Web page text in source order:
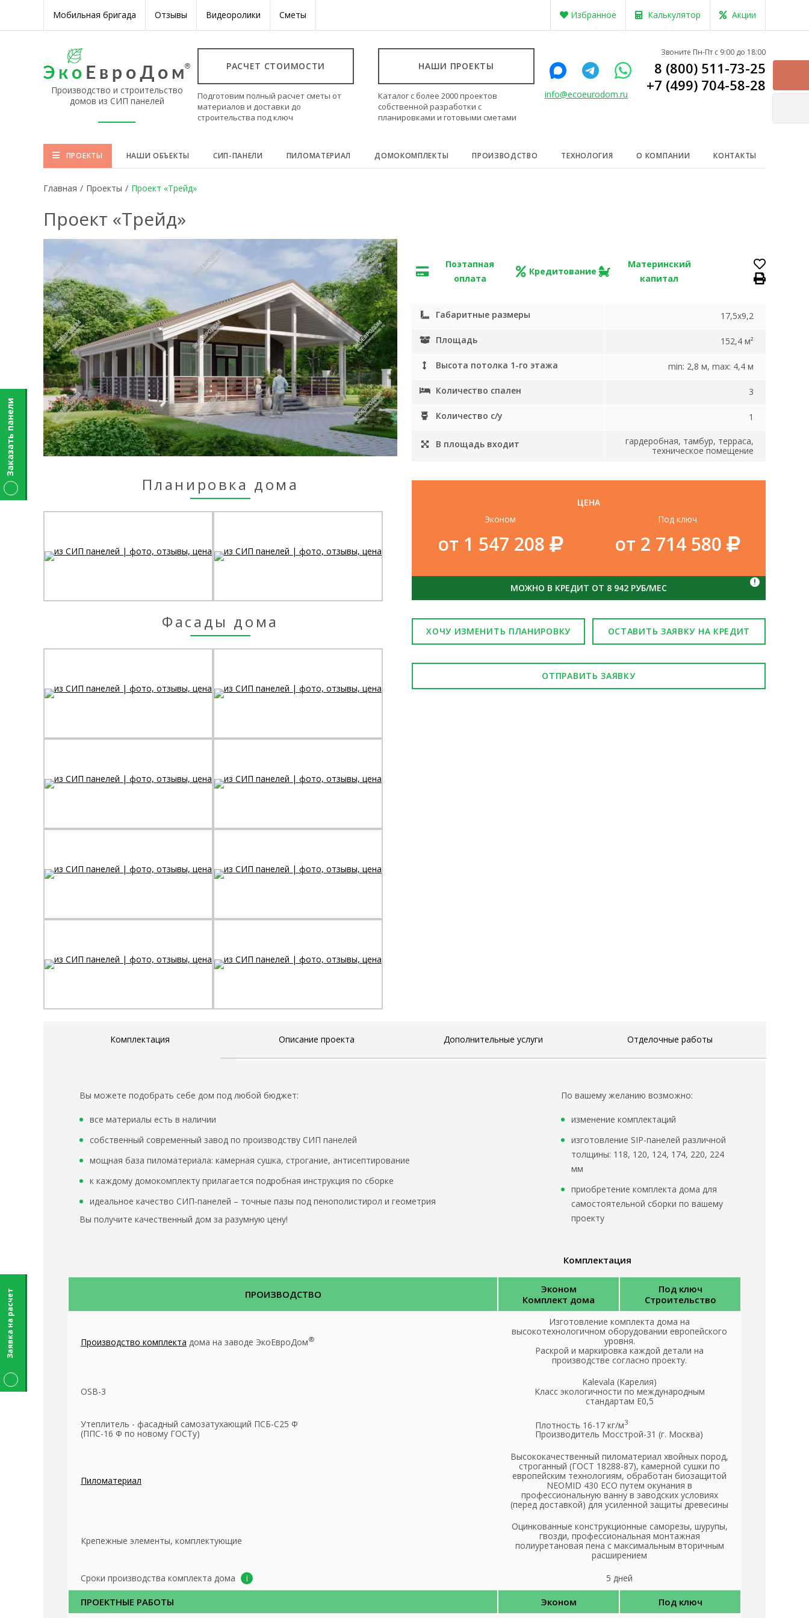
Мобильная бригада Отзывы Видеоролики Сметы Избранное Калькулятор Акции
Производство и строительство
домов из СИП панелей
РАСЧЕТ СТОИМОСТИ
Подготовим полный расчет сметы от
материалов и доставки до
строительства под ключ
НАШИ ПРОЕКТЫ
Каталог с более 2000 проектов
собственной разработки с
планировками и готовыми сметами
info@ecoeurodom.ru
Звоните Пн-Пт с 9:00 до 18:00
8 (800) 511-73-25
+7 (499) 704-58-28
ПРОЕКТЫ НАШИ ОБЪЕКТЫ СИП-ПАНЕЛИ ПИЛОМАТЕРИАЛ ДОМОКОМПЛЕКТЫ ПРОИЗВОДСТВО ТЕХНОЛОГИЯ О КОМПАНИИ КОНТАКТЫ
Главная / Проекты / Проект «Трейд»
Проект «Трейд»
Планировка дома
Фасады дома
Поэтапная
оплата
Кредитование
Материнский
капитал
Габаритные размеры 17,5x9,2
Площадь 152,4 м²
Высота потолка 1-го этажа min: 2,8 м, max: 4,4 м
Количество спален 3
Количество с/у 1
В площадь входит
гардеробная, тамбур, терраса,
техническое помещение
ЦЕНА
Эконом
от 1 547 208
Под ключ
от 2 714 580
МОЖНО В КРЕДИТ ОТ 8 942 РУБ/МЕС
!
ХОЧУ ИЗМЕНИТЬ ПЛАНИРОВКУ ОСТАВИТЬ ЗАЯВКУ НА КРЕДИТ
ОТПРАВИТЬ ЗАЯВКУ
Комплектация Описание проекта Дополнительные услуги Отделочные работы
Вы можете подобрать себе дом под любой бюджет:
все материалы есть в наличии
собственный современный завод по производству СИП панелей
мощная база пиломатериала: камерная сушка, строгание, антисептирование
к каждому домокомплекту прилагается подробная инструкция по сборке
идеальное качество СИП-панелей – точные пазы под пенополистирол и геометрия
Вы получите качественный дом за разумную цену!
По вашему желанию возможно:
изменение комплектаций
изготовление SIP-панелей различной
толщины: 118, 120, 124, 174, 220, 224
мм
приобретение комплекта дома для
самостоятельной сборки по вашему
проекту
Комплектация
ПРОИЗВОДСТВО
Эконом
Комплект дома
Под ключ
Строительство
Производство комплекта дома на заводе ЭкоЕвроДом®
Изготовление комплекта дома на
высокотехнологичном оборудовании европейского
уровня.
Раскрой и маркировка каждой детали на
производстве согласно проекту.
OSB-3
Kalevala (Карелия)
Класс экологичности по международным
стандартам Е0,5
Утеплитель - фасадный самозатухающий ПСБ-С25 Ф
(ППС-16 Ф по новому ГОСТу)
Плотность 16-17 кг/м3
Производитель Мосстрой-31 (г. Москва)
Пиломатериал
Высококачественный пиломатериал хвойных пород,
строганный (ГОСТ 18288-87), камерной сушки по
европейским технологиям, обработан биозащитой
NEOMID 430 ЕСО путем окунания в
профессиональную ванну в заводских условиях
(перед доставкой) для усиленной защиты древесины
Крепежные элементы, комплектующие
Оцинкованные конструкционные саморезы, шурупы,
гвозди, профессиональная монтажная
полиуретановая пена с максимальным вторичным
расширением
Сроки производства комплекта дома
5 дней
ПРОЕКТНЫЕ РАБОТЫ Эконом Под ключ
Заказать панели
Заявка на расчет